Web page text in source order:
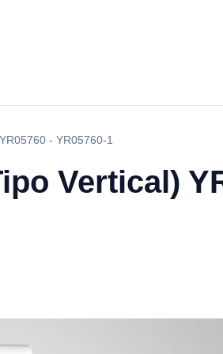
- YR05760-1
Vertical)